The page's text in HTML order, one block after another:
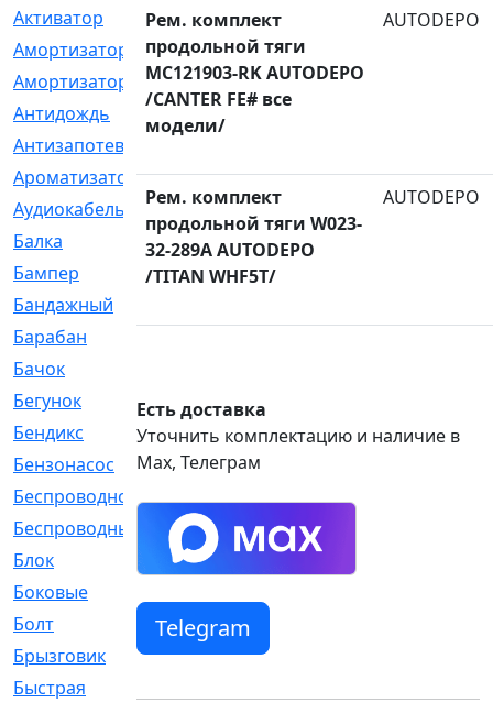
Активатор
[1]
Амортизатор
[608]
Амортизаторы
[21]
Антидождь
[1]
Антизапотеватель
Ароматизатор
[35]
Аудиокабель
[2]
Балка
[58]
Бампер
[137]
Бандажный
Барабан
Бачок
Бегунок
[21]
Бендикс
[26]
Бензонасос
[17]
Беспроводное
[2]
Беспроводные
[1]
Блок
[81]
Боковые
Болт
[247]
Брызговик
[77]
Быстрая
Рем. комплект
продольной тяги
MC121903-RK AUTODEPO
/CANTER FE# все
модели/
AUTODEPO
Рем. комплект
продольной тяги W023-
32-289A AUTODEPO
/TITAN WHF5T/
AUTODEPO
Есть доставка
Уточнить комплектацию и наличие в
Max, Телеграм
Telegram